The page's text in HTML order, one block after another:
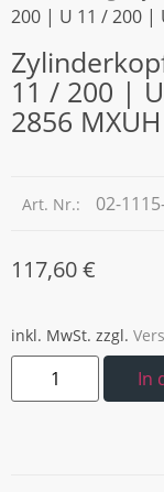
200 | U 11 / 200 |
11 / 200 |
2856
Art. Nr.: 02-
117,60€
inkl. MwSt. zzgl.
In